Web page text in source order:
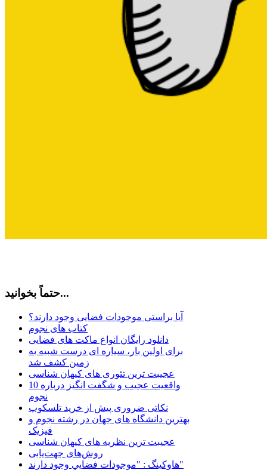
حتماً بخوانید...
آیا براستی موجودات فضایی وجود دارند؟
کتاب های نجوم
دانلود رایگان انواع ماکت های فضایی
برای اولین بار، سیاره ای درست شبیه به
زمین کشف شد
عجیبت ترین تئوری های کیهان شناسی
10 واقعیت عجیب و شگفت انگیز درباره
نجوم
نکاتی ضروری پیش از خرید تلسکوپ
بهترین دانشگاه های جهان در رشته نجوم و
فیزیک
عجیبت ترین نظریه های کیهان شناسی
روش‌های جهت‌یابی
هاوكينگ : "موجودات فضايي وجود دارند"